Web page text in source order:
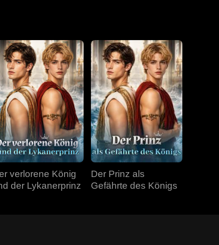
verlorene König
der Lykanerprinz
Der Prinz als
Gefährte des Königs